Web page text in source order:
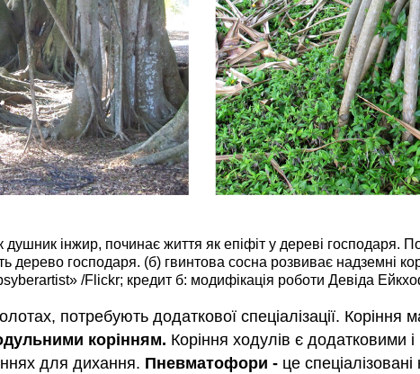
інжир, починає життя як епіфіт у дереві господаря.
дерево господаря. (б) гвинтова сосна розвиває надземні
/Flickr; кредит б: модифікація роботи Девіда
потребують додаткової спеціалізації. Коріння
корінням. Коріння ходулів є додатковими
для дихання. Пневматофори - це